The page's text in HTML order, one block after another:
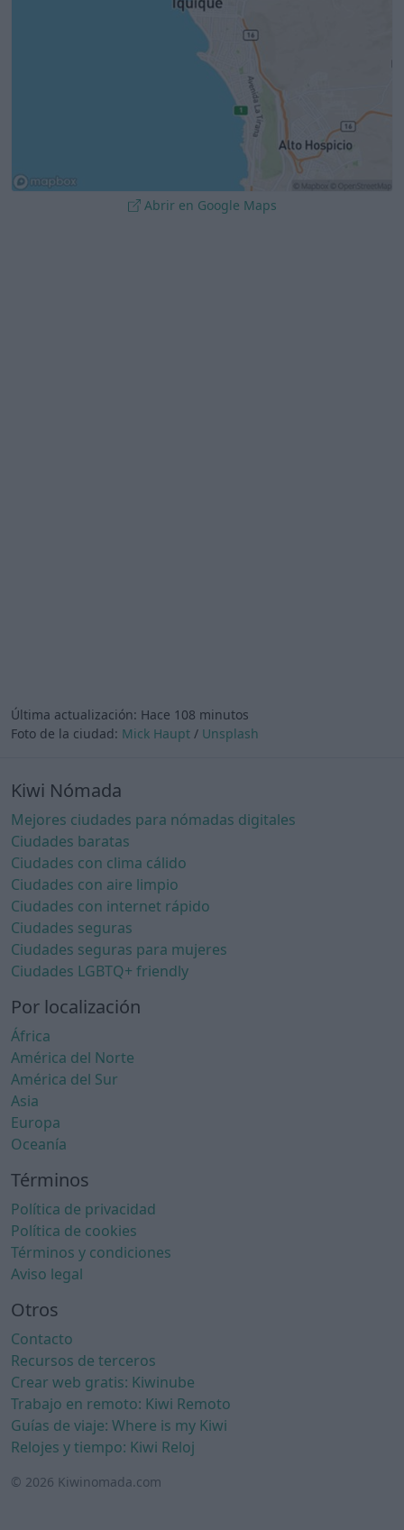
Abrir en Google Maps
Última actualización: Hace 108 minutos
Foto de la ciudad: Mick Haupt / Unsplash
Kiwi Nómada
Mejores ciudades para nómadas digitales
Ciudades baratas
Ciudades con clima cálido
Ciudades con aire limpio
Ciudades con internet rápido
Ciudades seguras
Ciudades seguras para mujeres
Ciudades LGBTQ+ friendly
Por localización
África
América del Norte
América del Sur
Asia
Europa
Oceanía
Términos
Política de privacidad
Política de cookies
Términos y condiciones
Aviso legal
Otros
Contacto
Recursos de terceros
Crear web gratis: Kiwinube
Trabajo en remoto: Kiwi Remoto
Guías de viaje: Where is my Kiwi
Relojes y tiempo: Kiwi Reloj
© 2026 Kiwinomada.com